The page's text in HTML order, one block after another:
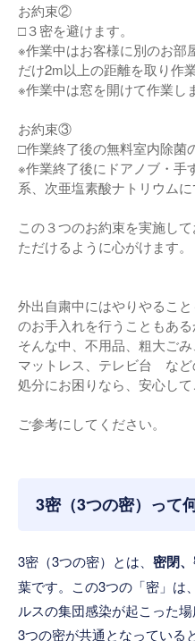
お約束②
□３密を避けます。
※作業中はお客様に別のお部
だけ2m以上の距離を取り作
※作業中は窓を開けて作業し
お約束③
□作業終了後の無料室内除菌
※作業終了後にドアノブ・手
系、次亜塩素酸ナトリウムに
この３つのお約束を実施し
ただけるように心がけます。
外出自粛中にはやりやるこ
のお手入れを行うこともある
そんな中、不用品、粗大ご
マットレス、テレビ台 など
処分にお困りなら、安心して
ご参考にしてください。
3密（3つの密）って
3密（3つの密）とは、 密閉
葉です。この3つの「密」は
ルスの集団感染が起こった
3つの密が共通となっている